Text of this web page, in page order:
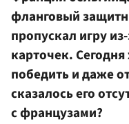
фланговый
пропускал игру
карточек.
победить и даже
сказалось его
с французами?